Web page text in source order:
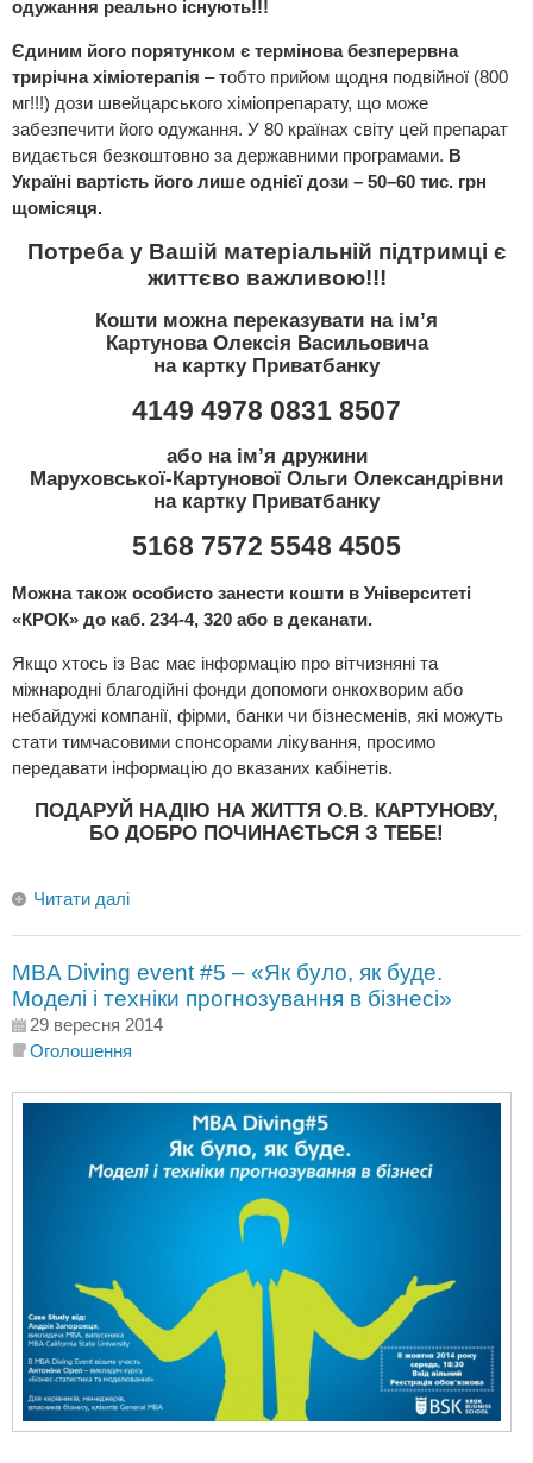
одужання реально існують!!!
Єдиним його порятунком є термінова безперервна
трирічна хіміотерапія – тобто прийом щодня подвійної (800
мг!!!) дози швейцарського хіміопрепарату, що може
забезпечити його одужання. У 80 країнах світу цей препарат
видається безкоштовно за державними програмами. В
Україні вартість його лише однієї дози – 50–60 тис. грн
щомісяця.
Потреба у Вашій матеріальній підтримці є
життєво важливою!!!
Кошти можна переказувати на ім’я
Картунова Олексія Васильовича
на картку Приватбанку
4149 4978 0831 8507
або на ім’я дружини
Маруховської-Картунової Ольги Олександрівни
на картку Приватбанку
5168 7572 5548 4505
Можна також особисто занести кошти в Університеті
«КРОК» до каб. 234-4, 320 або в деканати.
Якщо хтось із Вас має інформацію про вітчизняні та
міжнародні благодійні фонди допомоги онкохворим або
небайдужі компанії, фірми, банки чи бізнесменів, які можуть
стати тимчасовими спонсорами лікування, просимо
передавати інформацію до вказаних кабінетів.
ПОДАРУЙ НАДІЮ НА ЖИТТЯ О.В. КАРТУНОВУ,
БО ДОБРО ПОЧИНАЄТЬСЯ З ТЕБЕ!
Читати далі
MBA Diving event #5 – «Як було, як буде.
Моделі і техніки прогнозування в бізнесі»
29 вересня 2014
Оголошення